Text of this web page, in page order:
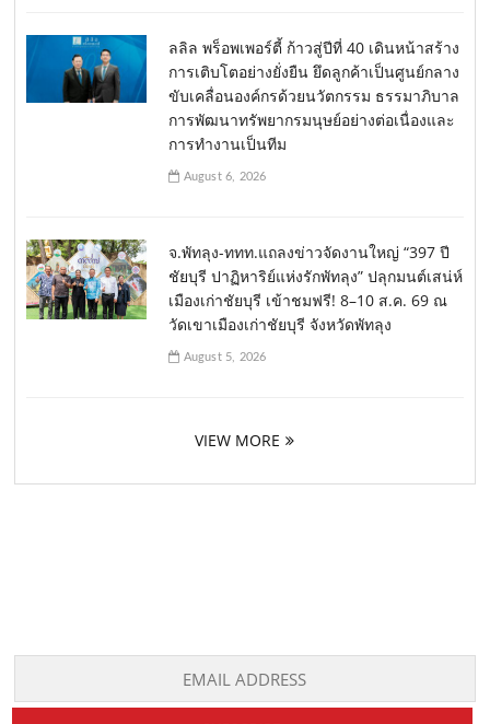
ลลิล พร็อพเพอร์ตี้ ก้าวสู่ปีที่ 40 เดินหน้าสร้าง
การเติบโตอย่างยั่งยืน ยึดลูกค้าเป็นศูนย์กลาง
ขับเคลื่อนองค์กรด้วยนวัตกรรม ธรรมาภิบาล
การพัฒนาทรัพยากรมนุษย์อย่างต่อเนื่องและ
การทำงานเป็นทีม
August 6, 2026
จ.พัทลุง-ททท.แถลงข่าวจัดงานใหญ่ “397 ปี
ชัยบุรี ปาฏิหาริย์แห่งรักพัทลุง” ปลุกมนต์เสน่ห์
เมืองเก่าชัยบุรี เข้าชมฟรี! 8–10 ส.ค. 69 ณ
วัดเขาเมืองเก่าชัยบุรี จังหวัดพัทลุง
August 5, 2026
VIEW MORE